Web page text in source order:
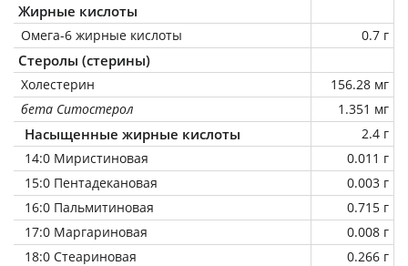
Жирные кислоты
Омега-6 жирные кислоты 0.7 г
Стеролы (стерины)
Холестерин
156.28 мг
бета Ситостерол
1.351 мг
Насыщенные жирные кислоты
2.4 г
14:0 Миристиновая
0.011 г
15:0 Пентадекановая
0.003 г
16:0 Пальмитиновая
0.715 г
17:0 Маргариновая
0.008 г
18:0 Стеариновая
0.266 г